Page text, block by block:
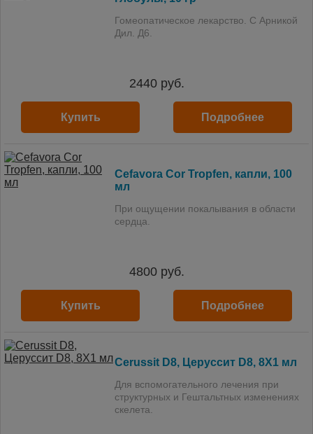
Гомеопатическое лекарство. С Арникой
Дил. Д6.
2440руб.
Купить Подробнее
Cefavora Cor Tropfen, капли, 100
мл
При ощущении покалывания в области
сердца.
4800руб.
Купить Подробнее
Cerussit D8, Церуссит D8, 8X1 мл
Для вспомогательного лечения при
структурных и Гештальтных изменениях
скелета.